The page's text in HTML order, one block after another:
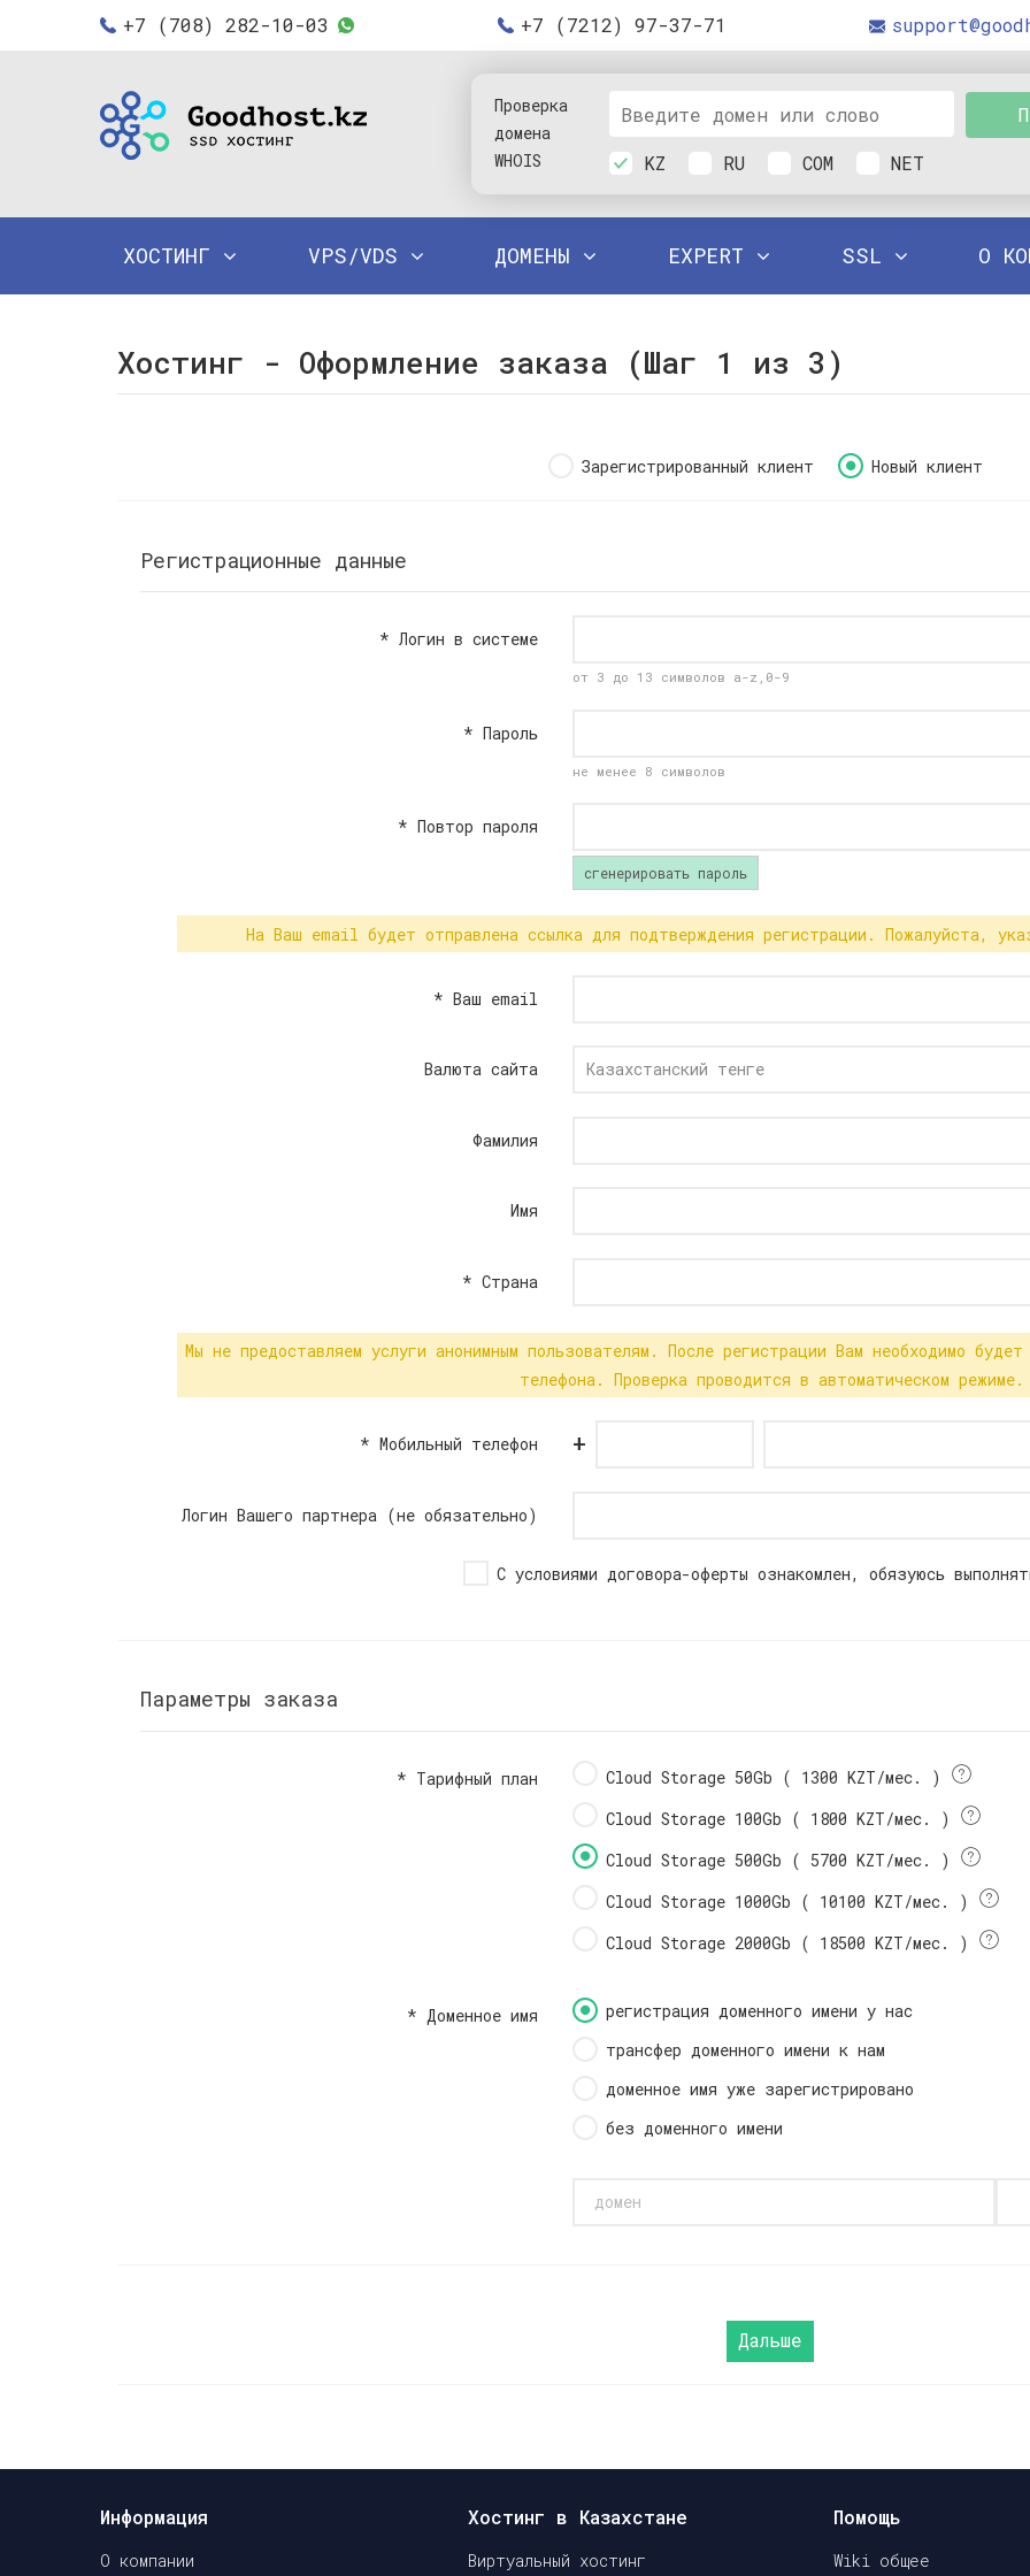
+7 (708) 282-10-03 +7 (7212) 97-37-71
Проверка
домена
WHOIS
KZ
RU COM NET
ХОСТИНГ VPS/VDS ДОМЕНЫ EXPERT SSL О
Хостинг - Оформление заказа (Шаг 1 из 3)
Зарегистрированный клиент Новый клиент
Регистрационные данные
* Логин в системе
от 3 до 13 символов a-z,0-9
* Пароль
не менее 8 символов
* Повтор пароля
сгенерировать пароль
На Ваш email будет отправлена ссылка для подтверждения регистрации. Пожалуйста,
* Ваш email
Валюта сайта
Фамилия
Имя
* Страна
Мы не предоставляем услуги анонимным пользователям. После регистрации Вам необходимо
телефона. Проверка проводится в автоматическом режиме.
* Мобильный телефон +
Логин Вашего партнера (не обязательно)
С условиями договора-оферты ознакомлен, обязуюсь
Параметры заказа
* Тарифный план Cloud Storage 50Gb ( 1300 KZT/мес. )
Cloud Storage 100Gb ( 1800 KZT/мес. )
Cloud Storage 500Gb ( 5700 KZT/мес. )
Cloud Storage 1000Gb ( 10100 KZT/мес. )
Cloud Storage 2000Gb ( 18500 KZT/мес. )
* Доменное имя
регистрация доменного имени у нас
трансфер доменного имени к нам
доменное имя уже зарегистрировано
без доменного имени
Информация
О компании
Хостинг в Казахстане
Виртуальный хостинг
Помощь
Wiki общее